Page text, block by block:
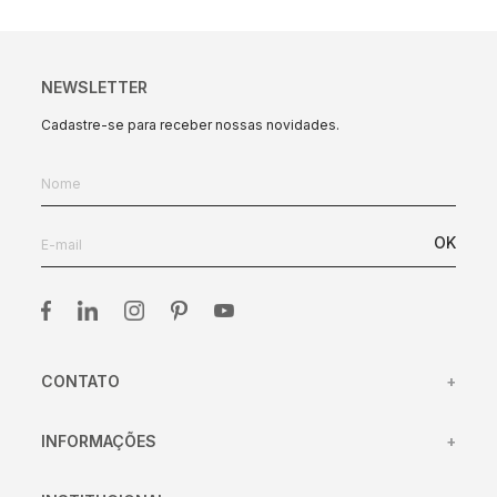
NEWSLETTER
Cadastre-se para receber nossas novidades.
OK
CONTATO +
INFORMAÇÕES +